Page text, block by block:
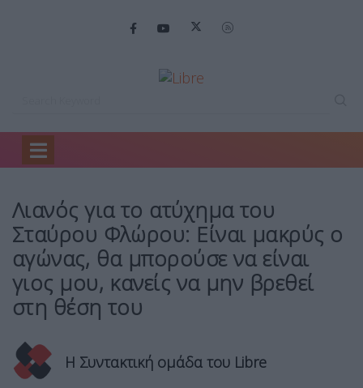
Home
Λιανός για το ατύχημα του
Σταύρου Φλώρου: Είναι μακρύς ο
αγώνας, θα μπορούσε να είναι
γιος μου, κανείς να μην βρεθεί
στη θέση του
Η Συντακτική ομάδα του Libre